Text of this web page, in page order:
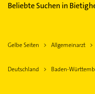
Beliebte Suchen in
Gelbe Seiten Allgemeinarzt
Deutschland Baden-